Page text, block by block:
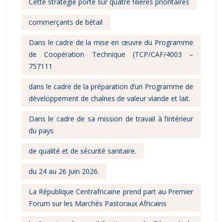
Cette stratégie porte sur quatre filières prioritaires
commerçants de bétail
Dans le cadre de la mise en œuvre du Programme
de Coopération Technique (TCP/CAF/4003 –
757111
dans le cadre de la préparation d’un Programme de
développement de chaînes de valeur viande et lait.
Dans le cadre de sa mission de travail à l’intérieur
du pays
de qualité et de sécurité sanitaire.
du 24 au 26 juin 2026.
La République Centrafricaine prend part au Premier
Forum sur les Marchés Pastoraux Africains